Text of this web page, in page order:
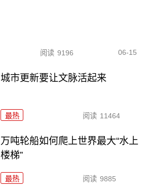
阅读 9196 06-15
城市更新要让文脉活起来
最热 阅读 11464
万吨轮船如何爬上世界最大“水上
楼梯”
最热 阅读 9885